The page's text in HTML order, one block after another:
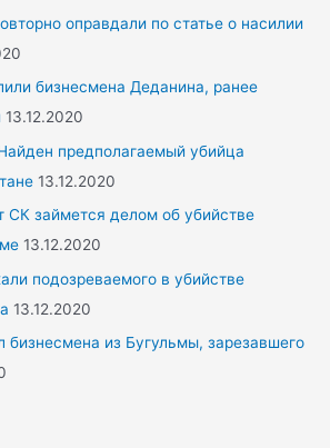
оправдали по статье о насилии
бизнесмена Деданина, ранее
13.12.2020
предполагаемый убийца
13.12.2020
СК займется делом об убийстве
13.12.2020
подозреваемого в убийстве
13.12.2020
бизнесмена из Бугульмы, зарезавшего